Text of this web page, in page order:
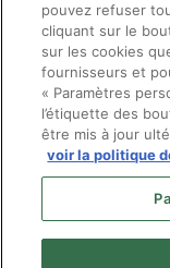
pouvez refuser
cliquant sur le
sur les cookies
fournisseurs et
« Paramètres
l’étiquette des
être mis à jour
voir la politique